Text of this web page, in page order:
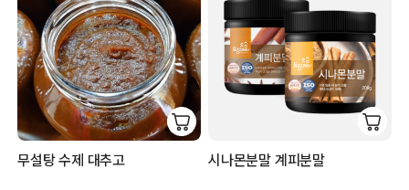
무설탕 수제 대추고 시나몬분말 계피분말